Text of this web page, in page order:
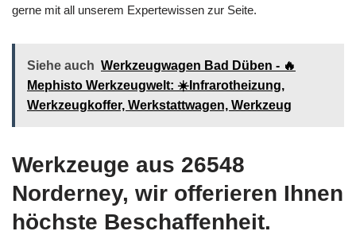
gerne mit all unserem Expertewissen zur Seite.
Siehe auch Werkzeugwagen Bad Düben - 🔥
Mephisto Werkzeugwelt: ☀️Infrarotheizung,
Werkzeugkoffer, Werkstattwagen, Werkzeug
Werkzeuge aus 26548
Norderney, wir offerieren Ihnen
höchste Beschaffenheit.